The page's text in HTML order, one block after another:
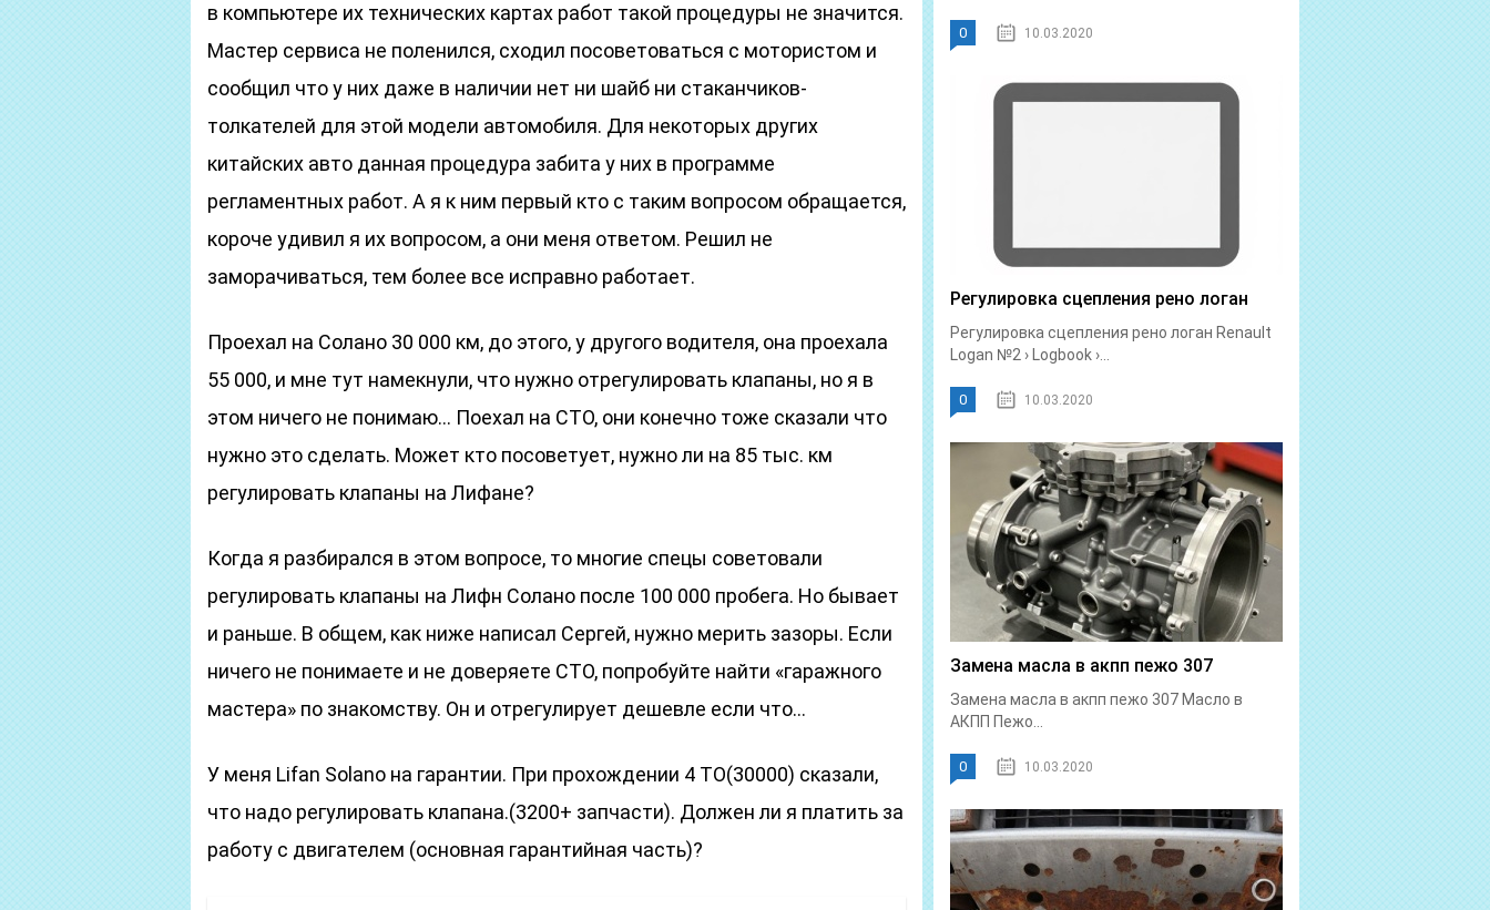
в компьютере их технических картах работ такой процедуры не значится.
Мастер сервиса не поленился, сходил посоветоваться с мотористом и
сообщил что у них даже в наличии нет ни шайб ни стаканчиков-
толкателей для этой модели автомобиля. Для некоторых других
китайских авто данная процедура забита у них в программе
регламентных работ. А я к ним первый кто с таким вопросом обращается,
короче удивил я их вопросом, а они меня ответом. Решил не
заморачиваться, тем более все исправно работает.
Проехал на Солано 30 000 км, до этого, у другого водителя, она проехала
55 000, и мне тут намекнули, что нужно отрегулировать клапаны, но я в
этом ничего не понимаю… Поехал на СТО, они конечно тоже сказали что
нужно это сделать. Может кто посоветует, нужно ли на 85 тыс. км
регулировать клапаны на Лифане?
Когда я разбирался в этом вопросе, то многие спецы советовали
регулировать клапаны на Лифн Солано после 100 000 пробега. Но бывает
и раньше. В общем, как ниже написал Сергей, нужно мерить зазоры. Если
ничего не понимаете и не доверяете СТО, попробуйте найти «гаражного
мастера» по знакомству. Он и отрегулирует дешевле если что…
У меня Lifan Solano на гарантии. При прохождении 4 ТО(30000) сказали,
что надо регулировать клапана.(3200+ запчасти). Должен ли я платить за
работу с двигателем (основная гарантийная часть)?
0 10.03.2020
Регулировка сцепления рено логан
Регулировка сцепления рено логан Renault
Logan №2 › Logbook ›...
0 10.03.2020
Замена масла в акпп пежо 307
Замена масла в акпп пежо 307 Масло в
АКПП Пежо...
0 10.03.2020